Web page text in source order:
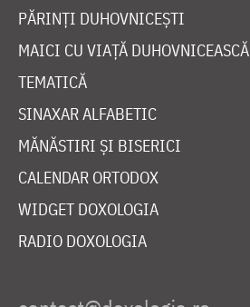
PĂRINȚI DUHOVNICEȘTI
MAICI CU VIAȚĂ DUHOVNICEASCĂ
TEMATICĂ
SINAXAR ALFABETIC
MĂNĂSTIRI ȘI BISERICI
CALENDAR ORTODOX
WIDGET DOXOLOGIA
RADIO DOXOLOGIA